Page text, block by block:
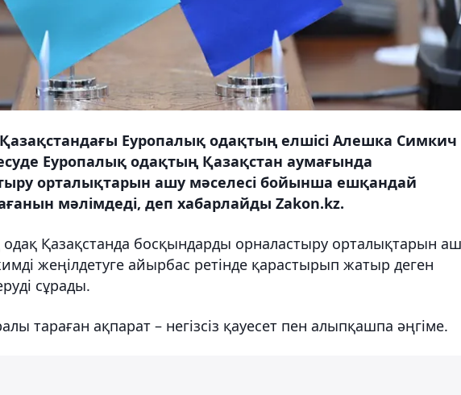
Еуропалық одақтың елшісі Алешка Симкич
Еуропалық одақтың Қазақстан аумағында
орталықтарын ашу мәселесі бойынша ешқандай
мәлімдеді, деп хабарлайды Zakon.kz.
Қазақстанда босқындарды орналастыру орталықтарын
жеңілдетуге айырбас ретінде қарастырып жатыр деген
сұрады.
тараған ақпарат – негізсіз қауесет пен алыпқашпа әңгіме.